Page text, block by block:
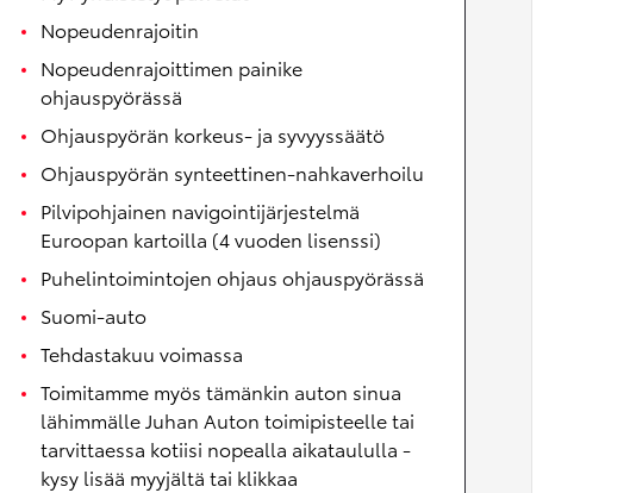
Nopeudenrajoitin
Nopeudenrajoittimen painike
ohjauspyörässä
Ohjauspyörän korkeus- ja syvyyssäätö
Ohjauspyörän synteettinen-nahkaverhoilu
Pilvipohjainen navigointijärjestelmä
Euroopan kartoilla (4 vuoden lisenssi)
Puhelintoimintojen ohjaus ohjauspyörässä
Suomi-auto
Tehdastakuu voimassa
Toimitamme myös tämänkin auton sinua
lähimmälle Juhan Auton toimipisteelle tai
tarvittaessa kotiisi nopealla aikataululla -
kysy lisää myyjältä tai klikkaa